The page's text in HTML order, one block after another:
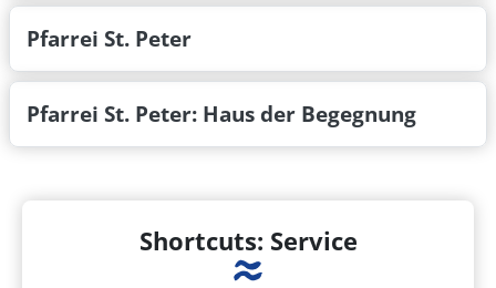
Pfarrei St. Peter
Pfarrei St. Peter: Haus der Begegnung
Shortcuts: Service